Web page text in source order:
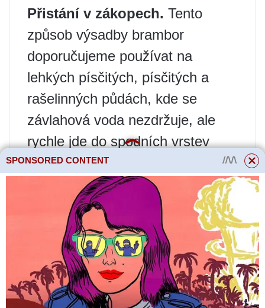
Přistání v zákopech. Tento
způsob výsadby brambor
doporučujeme používat na
lehkých písčitých, písčitých a
rašelinných půdách, kde se
závlahová voda nezdržuje, ale
rychle jde do spodních vrstev
půdy.
V bramborovém poli vykopejte
zákopy o šířce 20 cm a hloubce
25 – 30 cm ve vzdálenosti 80 –
85 cm od sebe.
Na dně každého příkopu položte
vrstvu 15 cm kompostu nebo
SPONSORED CONTENT